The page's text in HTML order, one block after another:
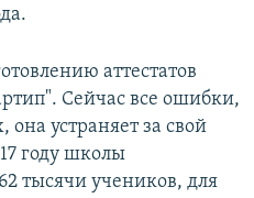
аттестатов
Сейчас все ошибки,
она устраняет за свой
году школы
тысячи учеников, для